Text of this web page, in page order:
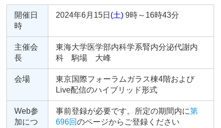
開催日
時
2024年6月15日 (土) 9時～16時43分
主催会
長
東海大学医学部内科学系腎内分泌代謝内
科 駒場 大峰
会場
東京国際フォーラムガラス棟4階および
Live配信のハイブリッド形式
Web参
加につ
事前登録が必要です。所定の期間内に第
696回のページからご登録ください